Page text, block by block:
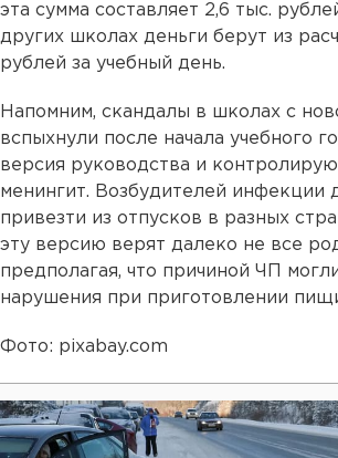
эта сумма составляет 2,6 тыс.
других школах деньги берут из
рублей за учебный день.
Напомним, скандалы в школах с
вспыхнули после начала учебного
версия руководства и
менингит. Возбудителей инфекции
привезти из отпусков в разных
эту версию верят далеко не все
предполагая, что причиной ЧП
нарушения при приготовлении
Фото: pixabay.com